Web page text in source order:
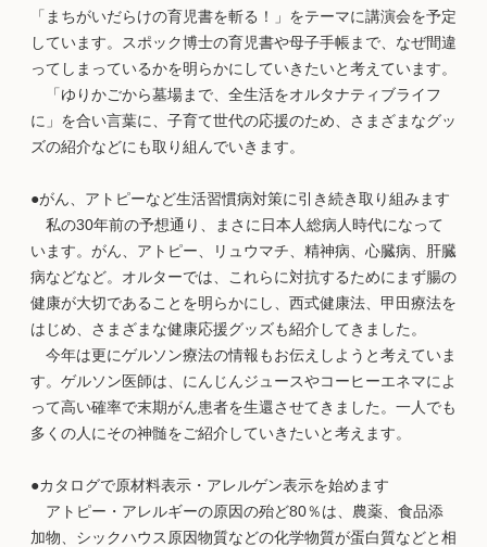
「まちがいだらけの育児書を斬る！」をテーマに講演会を予定
しています。スポック博士の育児書や母子手帳まで、なぜ間違
ってしまっているかを明らかにしていきたいと考えています。
「ゆりかごから墓場まで、全生活をオルタナティブライフ
に」を合い言葉に、子育て世代の応援のため、さまざまなグッ
ズの紹介などにも取り組んでいきます。
●がん、アトピーなど生活習慣病対策に引き続き取り組みます
私の30年前の予想通り、まさに日本人総病人時代になって
います。がん、アトピー、リュウマチ、精神病、心臓病、肝臓
病などなど。オルターでは、これらに対抗するためにまず腸の
健康が大切であることを明らかにし、西式健康法、甲田療法を
はじめ、さまざまな健康応援グッズも紹介してきました。
今年は更にゲルソン療法の情報もお伝えしようと考えていま
す。ゲルソン医師は、にんじんジュースやコーヒーエネマによ
って高い確率で末期がん患者を生還させてきました。一人でも
多くの人にその神髄をご紹介していきたいと考えます。
●カタログで原材料表示・アレルゲン表示を始めます
アトピー・アレルギーの原因の殆ど80％は、農薬、食品添
加物、シックハウス原因物質などの化学物質が蛋白質などと相